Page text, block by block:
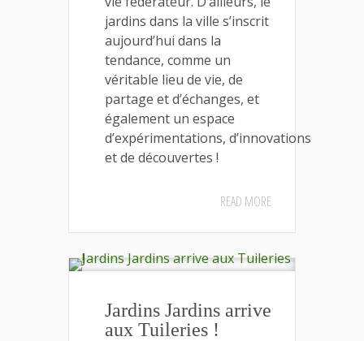
jardins dans la ville s’inscrit
aujourd’hui dans la
tendance, comme un
véritable lieu de vie, de
partage et d’échanges, et
également un espace
d’expérimentations, d’innovations
et de découvertes !
READ MORE
Jardins Jardins arrive
aux Tuileries !